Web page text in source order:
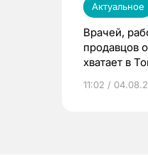
Актуальное
Врачей,
продавцов
хватает в
11:02 /